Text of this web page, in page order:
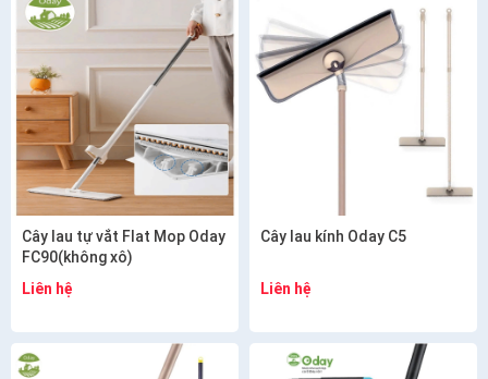
Cây lau tự vắt Flat Mop Oday
FC90(không xô)
Liên hệ
Cây lau kính Oday C5
Liên hệ